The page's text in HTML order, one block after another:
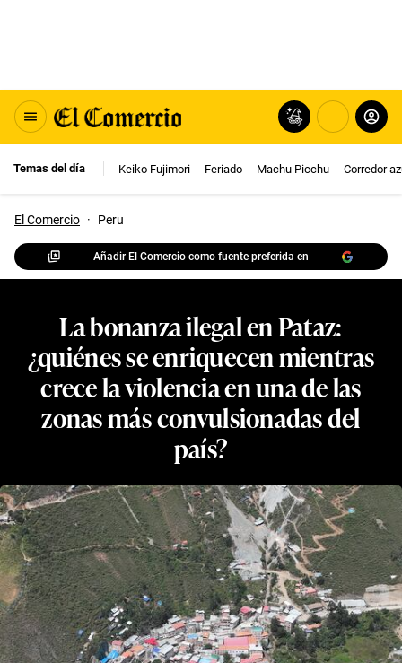
Temas del día Keiko Fujimori Feriado Machu Picchu Corredor
El Comercio · Peru
Añadir El Comercio como fuente preferida en
La bonanza ilegal en Pataz:
¿quiénes se enriquecen mientras
crece la violencia en una de las
zonas más convulsionadas del
país?